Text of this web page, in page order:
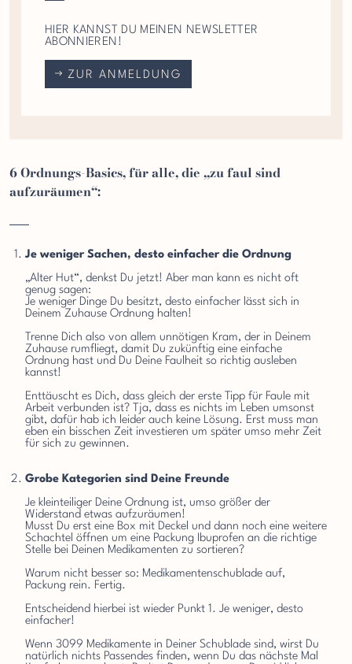
HIER KANNST DU MEINEN NEWSLETTER
ABONNIEREN!
ZUR ANMELDUNG
6 Ordnungs-Basics, für alle, die „zu faul sind
aufzuräumen“:
Je weniger Sachen, desto einfacher die Ordnung
„Alter Hut“, denkst Du jetzt! Aber man kann es nicht oft
genug sagen:
Je weniger Dinge Du besitzt, desto einfacher lässt sich in
Deinem Zuhause Ordnung halten!
Trenne Dich also von allem unnötigen Kram, der in Deinem
Zuhause rumfliegt, damit Du zukünftig eine einfache
Ordnung hast und Du Deine Faulheit so richtig ausleben
kannst!
Enttäuscht es Dich, dass gleich der erste Tipp für Faule mit
Arbeit verbunden ist? Tja, dass es nichts im Leben umsonst
gibt, dafür hab ich leider auch keine Lösung. Erst muss man
eben ein bisschen Zeit investieren um später umso mehr Zeit
für sich zu gewinnen.
Grobe Kategorien sind Deine Freunde
Je kleinteiliger Deine Ordnung ist, umso größer der
Widerstand etwas aufzuräumen!
Musst Du erst eine Box mit Deckel und dann noch eine weitere
Schachtel öffnen um eine Packung Ibuprofen an die richtige
Stelle bei Deinen Medikamenten zu sortieren?
Warum nicht besser so: Medikamentenschublade auf,
Packung rein. Fertig.
Entscheidend hierbei ist wieder Punkt 1. Je weniger, desto
einfacher!
Wenn 3099 Medikamente in Deiner Schublade sind, wirst Du
natürlich nichts Passendes finden, wenn Du das nächste Mal